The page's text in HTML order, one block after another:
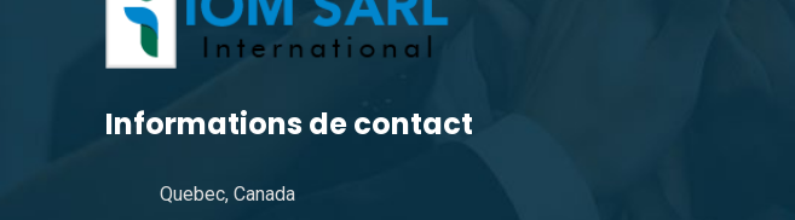
Informations de contact
Quebec, Canada